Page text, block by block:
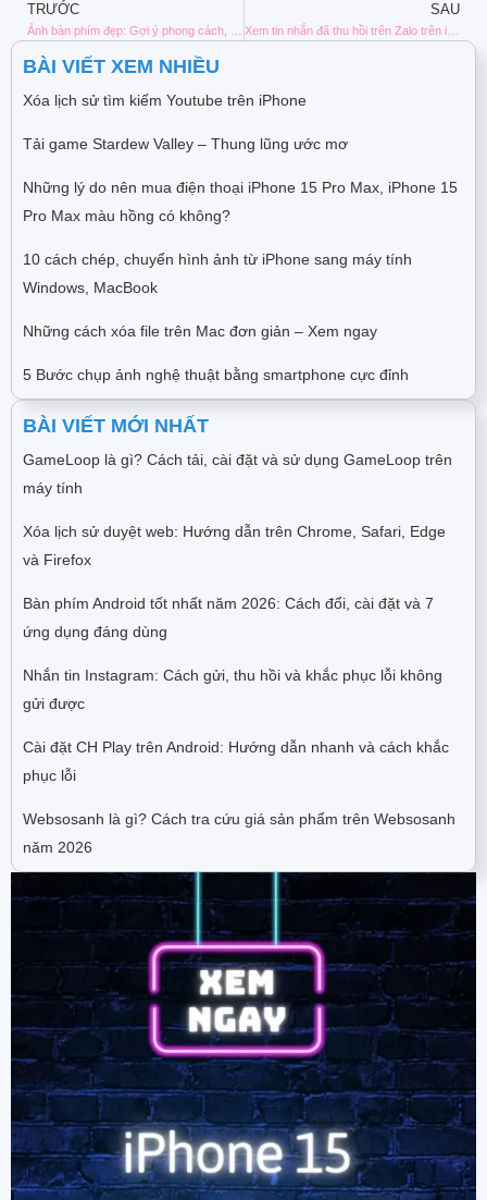
TRƯỚC SAU
Xem tin nhắn đã thu hồi trên Zalo trên iPhone có được không?
BÀI VIẾT XEM NHIỀU
Xóa lịch sử tìm kiếm Youtube trên iPhone
Tải game Stardew Valley – Thung lũng ước mơ
Những lý do nên mua điện thoại iPhone 15 Pro Max, iPhone 15
Pro Max màu hồng có không?
10 cách chép, chuyển hình ảnh từ iPhone sang máy tính
Windows, MacBook
Những cách xóa file trên Mac đơn giản – Xem ngay
5 Bước chụp ảnh nghệ thuật bằng smartphone cực đỉnh
BÀI VIẾT MỚI NHẤT
GameLoop là gì? Cách tải, cài đặt và sử dụng GameLoop trên
máy tính
Xóa lịch sử duyệt web: Hướng dẫn trên Chrome, Safari, Edge
và Firefox
Bàn phím Android tốt nhất năm 2026: Cách đổi, cài đặt và 7
ứng dụng đáng dùng
Nhắn tin Instagram: Cách gửi, thu hồi và khắc phục lỗi không
gửi được
Cài đặt CH Play trên Android: Hướng dẫn nhanh và cách khắc
phục lỗi
Websosanh là gì? Cách tra cứu giá sản phẩm trên Websosanh
năm 2026